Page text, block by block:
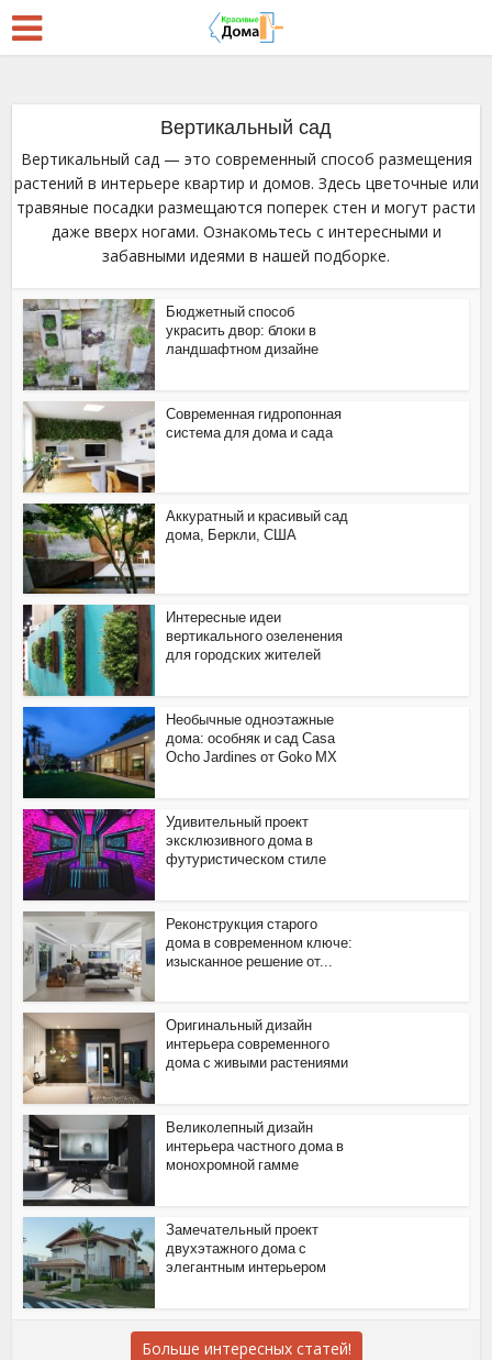
Вертикальный сад
Вертикальный сад — это современный способ размещения
растений в интерьере квартир и домов. Здесь цветочные или
травяные посадки размещаются поперек стен и могут расти
даже вверх ногами. Ознакомьтесь с интересными и
забавными идеями в нашей подборке.
Бюджетный способ
украсить двор: блоки в
ландшафтном дизайне
Современная гидропонная
система для дома и сада
Аккуратный и красивый сад
дома, Беркли, США
Интересные идеи
вертикального озеленения
для городских жителей
Необычные одноэтажные
дома: особняк и сад Casa
Ocho Jardines от Goko MX
Удивительный проект
эксклюзивного дома в
футуристическом стиле
Реконструкция старого
дома в современном ключе:
изысканное решение от...
Оригинальный дизайн
интерьера современного
дома с живыми растениями
Великолепный дизайн
интерьера частного дома в
монохромной гамме
Замечательный проект
двухэтажного дома с
элегантным интерьером
Больше интересных статей!